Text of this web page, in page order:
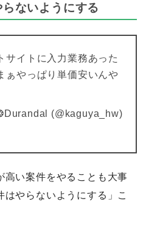
ないようにする
サイトに入力業務あった
ぁやっぱり単価安いんや
(@kaguya_hw)
高い案件をやることも大事
やらないようにする」こ